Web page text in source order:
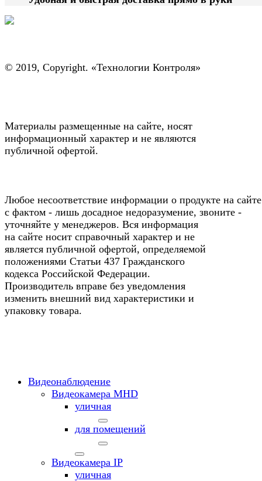
© 2019, Copyright. «Технологии Контроля»
Материалы размещенные на сайте, носят
информационный характер и не являются
публичной офертой.
Любое несоответствие информации о продукте на сайте
с фактом - лишь досадное недоразумение, звоните -
уточняйте у менеджеров. Вся информация
на сайте носит справочный характер и не
является публичной офертой, определяемой
положениями Статьи 437 Гражданского
кодекса Российской Федерации.
Производитель вправе без уведомления
изменить внешний вид характеристики и
упаковку товара.
Видеонаблюдение
Видеокамера MНD
уличная
для помещений
Видеокамера IP
уличная